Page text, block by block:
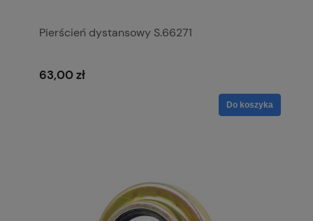
Pierścień dystansowy S.66271
63,00 zł
Do koszyka